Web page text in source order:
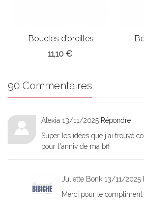
Boucles d'oreilles
Pastèque
11,10 €
90 Commentaires
Alexia 13/11/2025 Répondre
Super les idées que j'ai trouvé
pour l'anniv de ma bff
Juliette Bonk 13/11/2025
Merci pour le compliment